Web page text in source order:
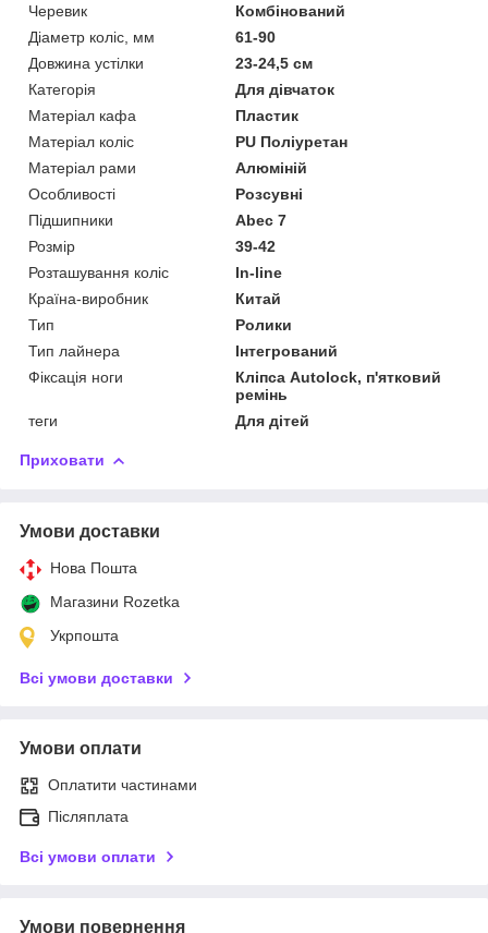
Черевик
Комбінований
Діаметр коліс, мм
61-90
Довжина устілки
23-24,5 см
Категорія
Для дівчаток
Матеріал кафа
Пластик
Матеріал коліс
PU Поліуретан
Матеріал рами
Алюміній
Особливості
Розсувні
Підшипники
Abec 7
Розмір
39-42
Розташування коліс
In-line
Країна-виробник
Китай
Тип
Ролики
Тип лайнера
Інтегрований
Фіксація ноги
Кліпса Autolock, п'ятковий
ремінь
теги
Для дітей
Приховати
Умови доставки
Нова Пошта
Магазини Rozetka
Укрпошта
Всі умови доставки
Умови оплати
Оплатити частинами
Післяплата
Всі умови оплати
Умови повернення